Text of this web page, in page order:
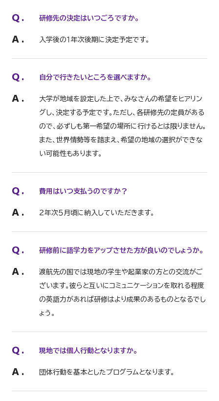
Q. 研修先の決定はいつごろですか。
A. 入学後の１年次後期に決定予定です。
Q. 自分で行きたいところを選べますか。
A.
大学が地域を設定した上で、みなさんの希望をヒアリン
グし、決定する予定です。ただし、各研修先の定員がある
ので、必ずしも第一希望の場所に行けるとは限りません。
また、世界情勢等を踏まえ、希望の地域の選択ができな
い可能性もあります。
Q. 費用はいつ支払うのですか？
A. ２年次５月頃に納入していただきます。
Q. 研修前に語学力をアップさせた方が良いのでしょうか。
A.
渡航先の国では現地の学生や起業家の方との交流がご
ざいます。彼らと互いにコミュニケーションを取れる程度
の英語力があれば研修はより成果のあるものとなるでし
ょう。
Q. 現地では個人行動となりますか。
A. 団体行動を基本としたプログラムとなります。